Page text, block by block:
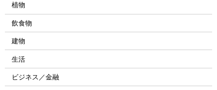
植物
飲食物
建物
生活
ビジネス／金融